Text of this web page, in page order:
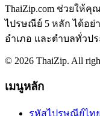
ThaiZip.com ช่วยให้
ไปรษณีย์ 5 หลัก ได้อย่
อำเภอ และตำบลทั่วปร
© 2026 ThaiZip. All
เมนูหลัก
รหัสไปรษณีย์ไทย